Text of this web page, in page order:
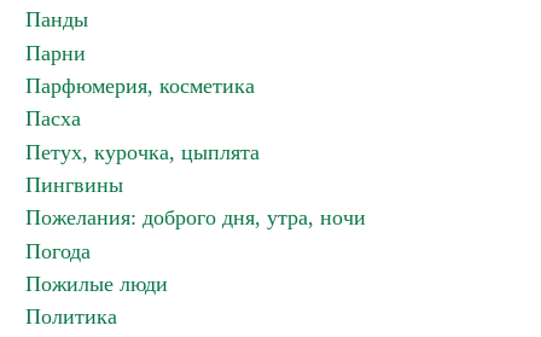
Панды
Парни
Парфюмерия, косметика
Пасха
Петух, курочка, цыплята
Пингвины
Пожелания: доброго дня, утра, ночи
Погода
Пожилые люди
Политика